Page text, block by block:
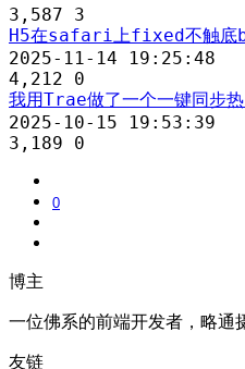
3,587 3
H5在safari上fixed不触底
2025-11-14 19:25:48
4,212 0
我用Trae做了一个一键同步
2025-10-15 19:53:39
3,189 0
0
博主
一位佛系的前端开发者，略通
友链